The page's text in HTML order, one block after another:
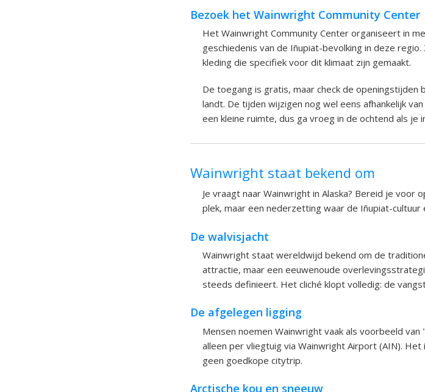
Bezoek het Wainwright Community Center
Het Wainwright Community Center organiseert in
geschiedenis van de Iñupiat-bevolking in deze
kleding die specifiek voor dit klimaat zijn gemaakt.
De toegang is gratis, maar check de openingstijden
landt. De tijden wijzigen nog wel eens afhankelijk
een kleine ruimte, dus ga vroeg in de ochtend als je
Wainwright staat bekend om
Je vraagt naar Wainwright in Alaska? Bereid je
plek, maar een nederzetting waar de Iñupiat-
De walvisjacht
Wainwright staat wereldwijd bekend om de
attractie, maar een eeuwenoude
steeds definieert. Het cliché klopt volledig: de
De afgelegen ligging
Mensen noemen Wainwright vaak als voorbeeld
alleen per vliegtuig via Wainwright Airport (AIN).
geen goedkope citytrip.
Arctische kou en sneeuw